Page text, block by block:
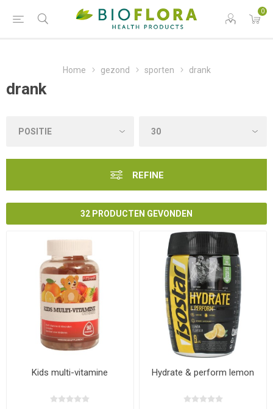
0
Home gezond sporten drank
drank
REFINE
32 PRODUCTEN GEVONDEN
Kids multi-vitamine Hydrate & perform lemon